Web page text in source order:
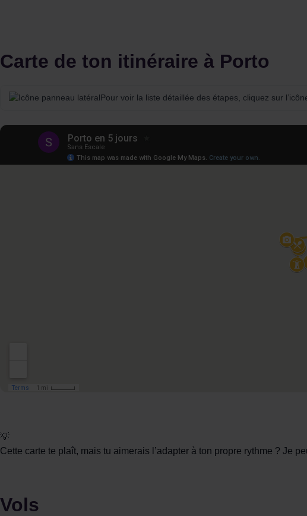
Carte de ton itinéraire à Porto
Pour voir la liste détaillée des étapes, cliquez sur
💡
Cette carte te plaît, mais tu aimerais l’adapter à ton propre rythme ? Je
Vols